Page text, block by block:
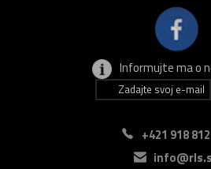
Informujte ma o
+421 918